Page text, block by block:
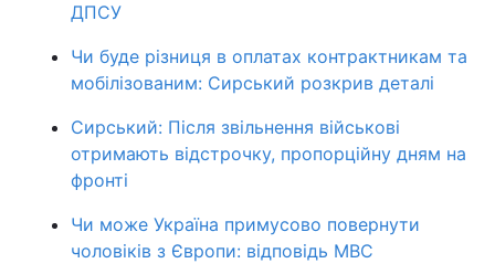
ДПСУ
Чи буде різниця в оплатах контрактникам та
мобілізованим: Сирський розкрив деталі
Сирський: Після звільнення військові
отримають відстрочку, пропорційну дням на
фронті
Чи може Україна примусово повернути
чоловіків з Європи: відповідь МВС